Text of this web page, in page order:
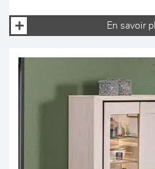
En savoir